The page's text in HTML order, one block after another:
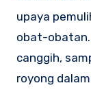
upaya
obat-obatan.
canggih,
royong